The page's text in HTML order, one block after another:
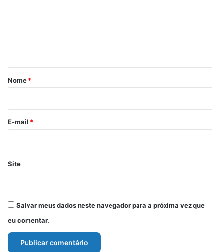
r
*
Nome *
E-mail *
Site
Salvar meus dados neste navegador para a próxima vez que
eu comentar.